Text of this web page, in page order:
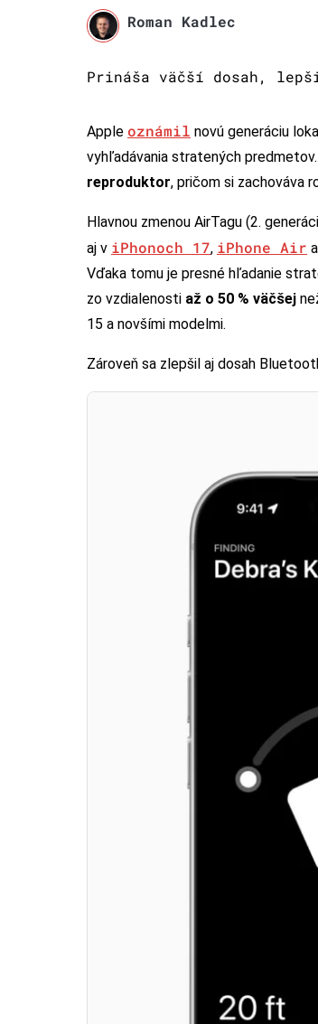
Roman Kadlec
Prináša väčší dosah,
Apple oznámil novú generáciu
vyhľadávania stratených
reproduktor, pričom si zachováva
Hlavnou zmenou AirTagu (2.
aj v iPhonoch 17, iPhone Air
Vďaka tomu je presné hľadanie
zo vzdialenosti až o 50 % väčšej
15 a novšími modelmi.
Zároveň sa zlepšil aj dosah